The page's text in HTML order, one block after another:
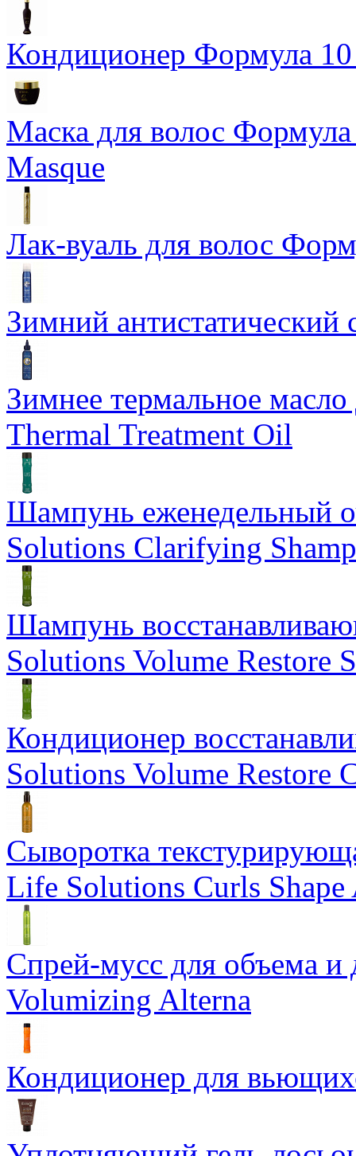
Кондиционер Формула
Маска для волос
Masque
Лак-вуаль для волос
Зимний
Зимнее термальное
Thermal Treatment Oil
Шампунь еженедельный
Solutions Clarifying
Шампунь
Solutions Volume Restore
Кондиционер
Solutions Volume Restore
Сыворотка
Life Solutions Curls
Спрей-мусс для объема и
Volumizing Alterna
Кондиционер для